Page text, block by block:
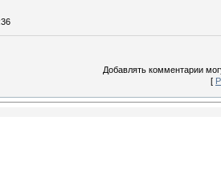
Добавлять комментарии
[